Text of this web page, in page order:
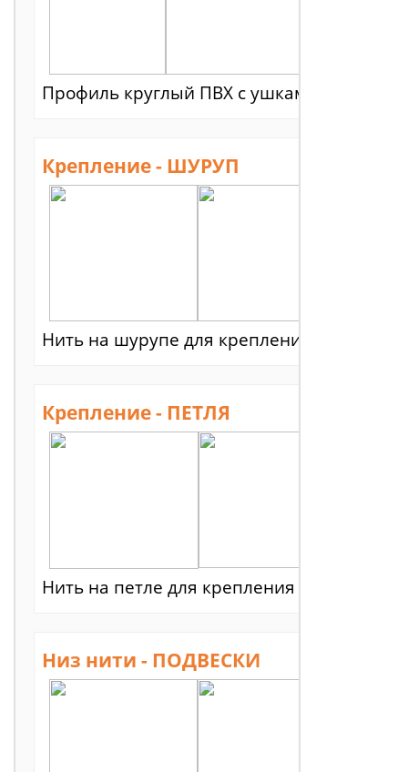
Профиль круглый ПВХ с ушками 17мм.
Крепление - ШУРУП
Нить на шурупе для крепления в мебель
Крепление - ПЕТЛЯ
Нить на петле для крепления на свой
Низ нити - ПОДВЕСКИ